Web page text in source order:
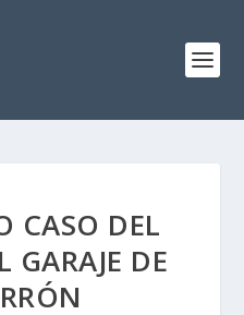
CASO DEL
GARAJE DE